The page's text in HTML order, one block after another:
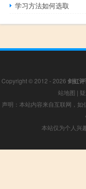
学习方法如何选取
Copyright © 2012 - 2026 剑虹
站地图 |
声明：本站内容来自互联网，
本站仅为个人兴